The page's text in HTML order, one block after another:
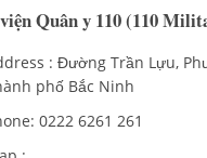
Quân y 110 (110
: Đường Trần Lựu,
phố Bắc Ninh
0222 6261 261